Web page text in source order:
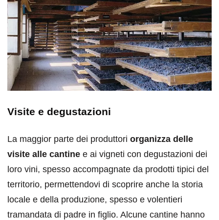
Visite e degustazioni
La maggior parte dei produttori organizza delle
visite alle cantine e ai vigneti con degustazioni dei
loro vini, spesso accompagnate da prodotti tipici del
territorio, permettendovi di scoprire anche la storia
locale e della produzione, spesso e volentieri
tramandata di padre in figlio. Alcune cantine hanno